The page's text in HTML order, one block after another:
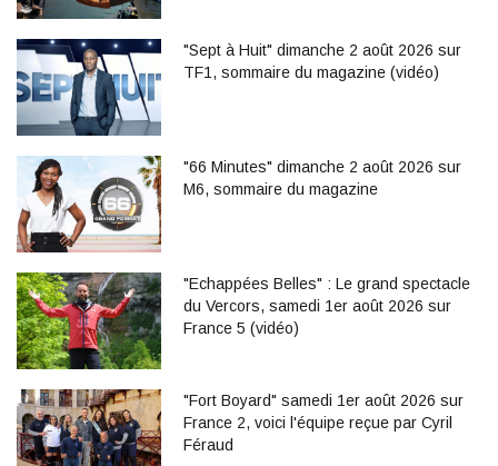
"Sept à Huit" dimanche 2 août 2026 sur
TF1, sommaire du magazine (vidéo)
"66 Minutes" dimanche 2 août 2026 sur
M6, sommaire du magazine
"Echappées Belles" : Le grand spectacle
du Vercors, samedi 1er août 2026 sur
France 5 (vidéo)
"Fort Boyard" samedi 1er août 2026 sur
France 2, voici l'équipe reçue par Cyril
Féraud